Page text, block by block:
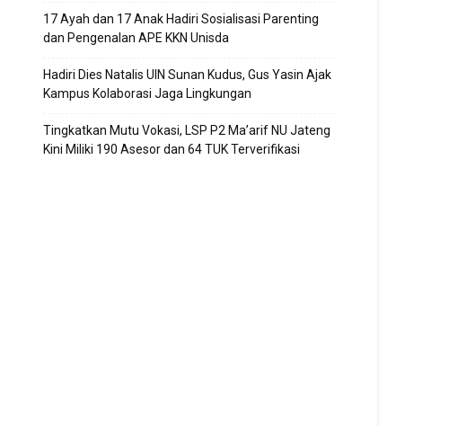
17 Ayah dan 17 Anak Hadiri Sosialisasi Parenting
dan Pengenalan APE KKN Unisda
Hadiri Dies Natalis UIN Sunan Kudus, Gus Yasin Ajak
Kampus Kolaborasi Jaga Lingkungan
Tingkatkan Mutu Vokasi, LSP P2 Ma’arif NU Jateng
Kini Miliki 190 Asesor dan 64 TUK Terverifikasi